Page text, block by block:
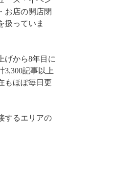
お店の開店閉
扱っていま
げから8年目に
3,300記事以上
もほぼ毎日更
するエリアの